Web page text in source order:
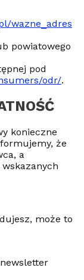
wazne_adres
powiatowego
pod
odr/.
konieczne
że
a
może to